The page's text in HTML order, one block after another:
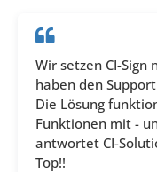
Wir setzen CI-Sign
haben den
Die Lösung
Funktionen mit -
antwortet CI-
Top!!